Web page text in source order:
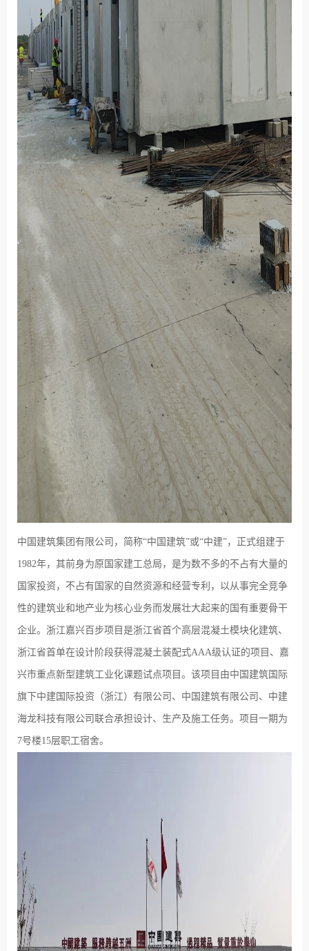
中国建筑集团有限公司，简称“中国建筑”或“中建”，正式组建于
1982年，其前身为原国家建工总局，是为数不多的不占有大量的
国家投资，不占有国家的自然资源和经营专利，以从事完全竞争
性的建筑业和地产业为核心业务而发展壮大起来的国有重要骨干
企业。浙江嘉兴百步项目是浙江省首个高层混凝土模块化建筑、
浙江省首单在设计阶段获得混凝土装配式AAA级认证的项目、嘉
兴市重点新型建筑工业化课题试点项目。该项目由中国建筑国际
旗下中建国际投资（浙江）有限公司、中国建筑有限公司、中建
海龙科技有限公司联合承担设计、生产及施工任务。项目一期为
7号楼15层职工宿舍。